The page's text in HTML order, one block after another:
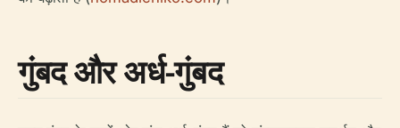
गुंबद और अर्ध-गुंबद